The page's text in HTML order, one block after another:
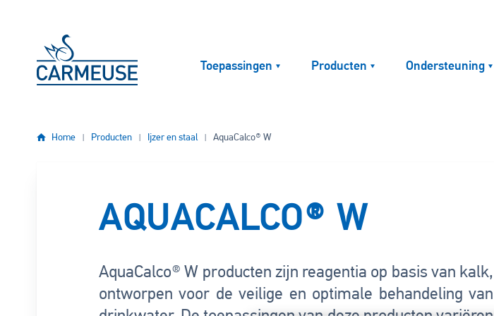
Toepassingen Producten Ondersteuning
Home Producten Ijzer en staal AquaCalco® W
AQUACALCO® W
AquaCalco® W producten zijn reagentia op basis van kalk,
ontworpen voor de veilige en optimale behandeling van